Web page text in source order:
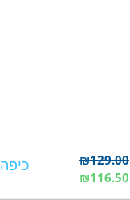
₪129.00
₪116.50